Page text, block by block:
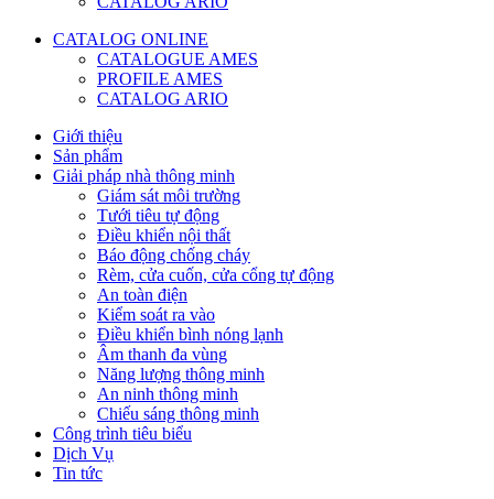
CATALOG ONLINE
CATALOGUE AMES
PROFILE AMES
CATALOG ARIO
Giới thiệu
Sản phẩm
Giải pháp nhà thông minh
Giám sát môi trường
Tưới tiêu tự động
Điều khiển nội thất
Báo động chống cháy
Rèm, cửa cuốn, cửa cổng tự động
An toàn điện
Kiểm soát ra vào
Điều khiển bình nóng lạnh
Âm thanh đa vùng
Năng lượng thông minh
An ninh thông minh
Chiếu sáng thông minh
Công trình tiêu biểu
Dịch Vụ
Tin tức